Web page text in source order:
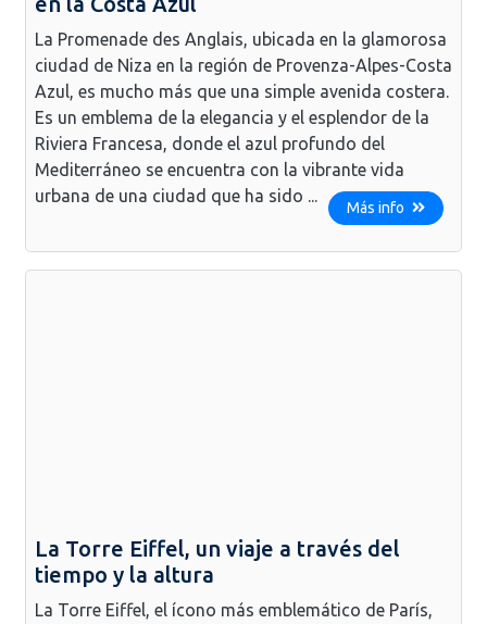
La Promenade des Anglais, ubicada en la glamorosa
ciudad de Niza en la región de Provenza-Alpes-Costa
Azul, es mucho más que una simple avenida costera.
Es un emblema de la elegancia y el esplendor de la
Riviera Francesa, donde el azul profundo del
Mediterráneo se encuentra con la vibrante vida
urbana de una ciudad que ha sido ...
Más info
La Torre Eiffel, un viaje a través del
tiempo y la altura
La Torre Eiffel, el ícono más emblemático de París,